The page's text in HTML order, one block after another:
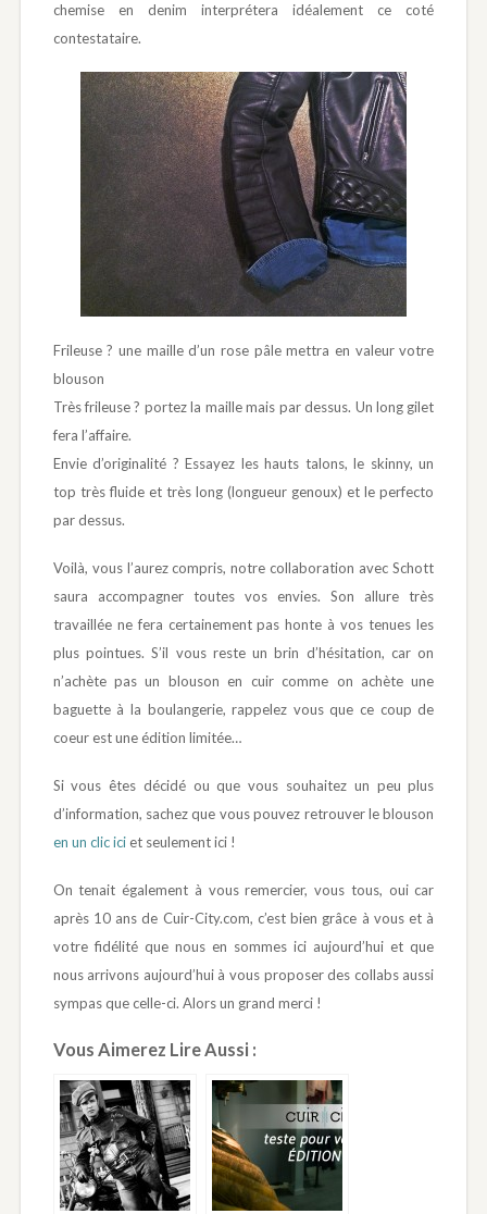
chemise en denim interprétera idéalement ce coté
contestataire.
Frileuse ? une maille d’un rose pâle mettra en valeur votre
blouson
Très frileuse ? portez la maille mais par dessus. Un long gilet
fera l’affaire.
Envie d’originalité ? Essayez les hauts talons, le skinny, un
top très fluide et très long (longueur genoux) et le perfecto
par dessus.
Voilà, vous l’aurez compris, notre collaboration avec Schott
saura accompagner toutes vos envies. Son allure très
travaillée ne fera certainement pas honte à vos tenues les
plus pointues. S’il vous reste un brin d’hésitation, car on
n’achète pas un blouson en cuir comme on achète une
baguette à la boulangerie, rappelez vous que ce coup de
coeur est une édition limitée…
Si vous êtes décidé ou que vous souhaitez un peu plus
d’information, sachez que vous pouvez retrouver le blouson
en un clic iciet seulement ici !
On tenait également à vous remercier, vous tous, oui car
après 10 ans de Cuir-City.com, c’est bien grâce à vous et à
votre fidélité que nous en sommes ici aujourd’hui et que
nous arrivons aujourd’hui à vous proposer des collabs aussi
sympas que celle-ci. Alors un grand merci !
Vous Aimerez Lire Aussi :